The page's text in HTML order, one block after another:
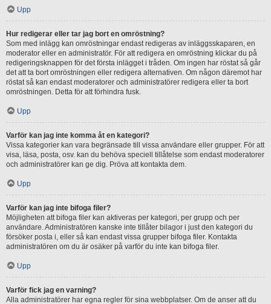
Upp
Hur redigerar eller tar jag bort en omröstning?
Som med inlägg kan omröstningar endast redigeras av inläggsskaparen, en
moderator eller en administratör. För att redigera en omröstning klickar du på
redigeringsknappen för det första inlägget i tråden. Om ingen har röstat så går
det att ta bort omröstningen eller redigera alternativen. Om någon däremot har
röstat så kan endast moderatorer och administratörer redigera eller ta bort
omröstningen. Detta för att förhindra fusk.
Upp
Varför kan jag inte komma åt en kategori?
Vissa kategorier kan vara begränsade till vissa användare eller grupper. För att
visa, läsa, posta, osv. kan du behöva speciell tillåtelse som endast moderatorer
och administratörer kan ge dig. Pröva att kontakta dem.
Upp
Varför kan jag inte bifoga filer?
Möjligheten att bifoga filer kan aktiveras per kategori, per grupp och per
användare. Administratören kanske inte tillåter bilagor i just den kategori du
försöker posta i, eller så kan endast vissa grupper bifoga filer. Kontakta
administratören om du är osäker på varför du inte kan bifoga filer.
Upp
Varför fick jag en varning?
Alla administratörer har egna regler för sina webbplatser. Om de anser att du